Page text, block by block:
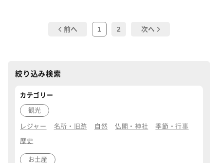
前へ 1 2 次へ
絞り込み検索
カテゴリー
観光
レジャー 名所・旧跡 自然 仏閣・神社 季節・行事
歴史
お土産